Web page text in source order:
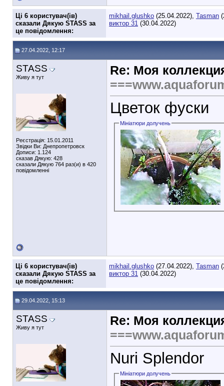
Ці 6 користувач(ів)
сказали Дякую STASS за
це повідомлення:
mikhail.glushko (25.04.2022), Tasman
виктор 31 (30.04.2022)
27.04.2022, 12:17
STASS
Живу я тут
Реєстрація: 15.01.2011
Звідки Ви: Днепропетровск
Дописи: 1.124
сказав Дякую: 428
сказали Дякую 764 раз(и) в 420
повідомленні
Re: Моя
Цветок фуски
Мініатюри долучень
Ці 6 користувач(ів)
сказали Дякую STASS за
це повідомлення:
mikhail.glushko (27.04.2022), Tasman
виктор 31 (30.04.2022)
29.04.2022, 15:13
STASS
Живу я тут
Re: Моя
Nuri Splendor
Мініатюри долучень